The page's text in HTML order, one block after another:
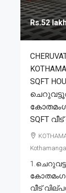
Rs.52
SQFT
SQFT
വീട്